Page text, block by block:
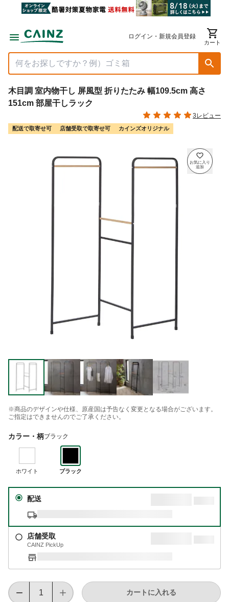
ログイン・新規会員登録
カート
木目調 室内物干し 屏風型 折りたたみ 幅109.5cm 高さ
151cm 部屋干しラック
3レビュー
配送で取寄せ可 店舗受取で取寄せ可 カインズオリジナル
※商品のデザインや仕様、原産国は予告なく変更となる場合がございます。
ご指定はできませんのでご了承ください。
カラー・柄ブラック
ホワイト ブラック
配送
店舗受取
CAINZ PickUp
カートに入れる